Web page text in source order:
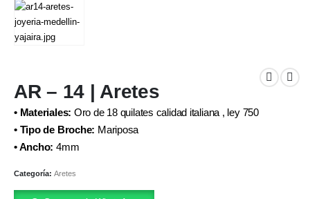
AR – 14 | Aretes
• Materiales: Oro de 18 quilates calidad italiana , ley 750
• Tipo de Broche: Mariposa
• Ancho: 4mm
Categoría: Aretes